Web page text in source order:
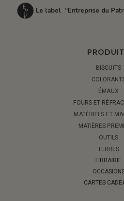
Le label “Entreprise du
BISCUITS
ÉMAUX
FOURS ET
MATÉRIELS ET
MATIÈRES
OUTILS
TERRES
LIBRAIRIE
CARTES